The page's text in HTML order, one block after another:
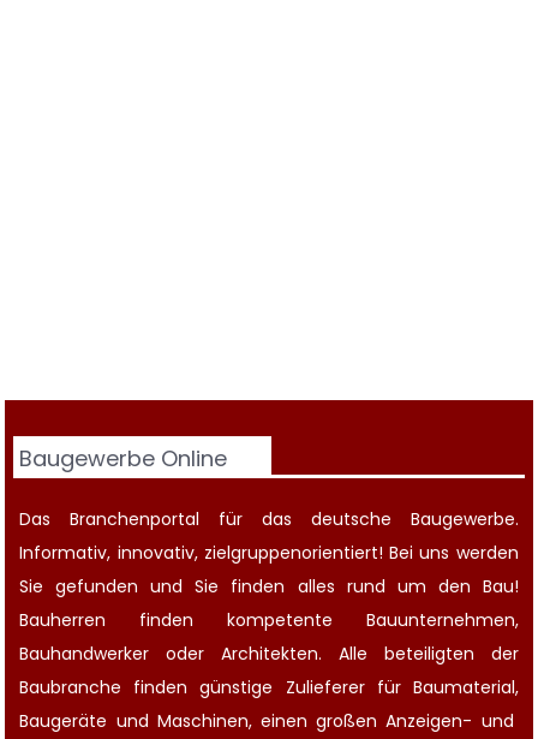
Baugewerbe Online
Das Branchenportal für das deutsche Baugewerbe.
Informativ, innovativ, zielgruppenorientiert! Bei uns werden
Sie gefunden und Sie finden alles rund um den Bau!
Bauherren finden kompetente Bauunternehmen,
Bauhandwerker oder Architekten. Alle beteiligten der
Baubranche finden günstige Zulieferer für Baumaterial,
Baugeräte und Maschinen, einen großenAnzeigen- und